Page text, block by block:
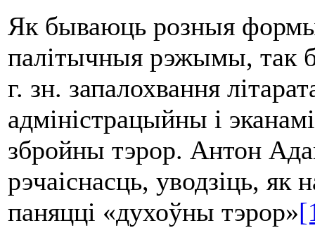
Як бываюць розныя
палітычныя рэжымы, так
г. зн. запалохвання
адміністрацыйны і
збройны тэрор. Антон
рэчаіснасць, уводзіць, як
паняцці «духоўны тэрор»